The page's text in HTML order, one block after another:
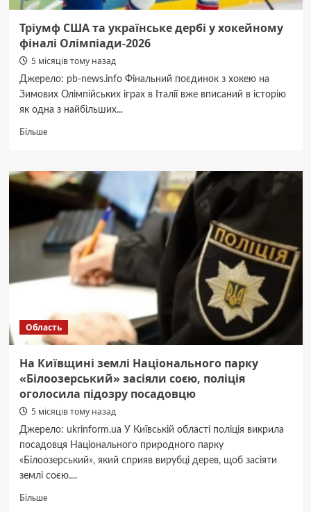
Тріумф США та українське дербі у хокейному
фіналі Олімпіади-2026
5 місяців тому назад
Джерело: pb-news.info Фінальний поєдинок з хокею на
Зимових Олімпійських іграх в Італії вже вписаний в історію
як одна з найбільших...
БільшеДокладніше
США
та
українське
дербі
у
хокейному
фіналі
Олімпіади-2026
Область
На Київщині землі Національного парку
«Білоозерський» засіяли соєю, поліція
оголосила підозру посадовцю
5 місяців тому назад
Джерело: ukrinform.ua У Київській області поліція викрила
посадовця Національного природного парку
«Білоозерський», який сприяв вирубці дерев, щоб засіяти
землі соєю....
БільшеДокладніше